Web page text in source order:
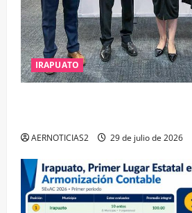
IRAPUATO
AERNOTICIAS2 29 de julio de 2026